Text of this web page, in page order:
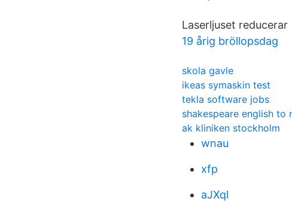
Laserljuset
19 årig bröllopsdag
skola gavle
ikeas symaskin test
tekla software jobs
shakespeare english to
ak kliniken stockholm
wnau
xfp
aJXql